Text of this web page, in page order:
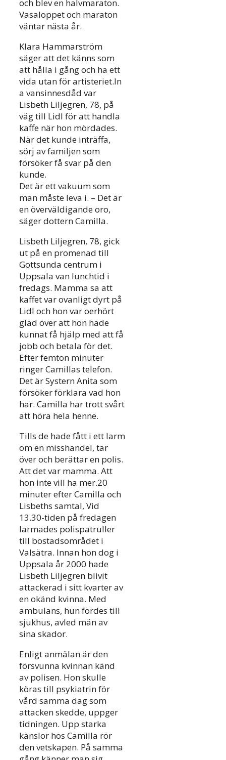
och blev en halvmaraton.
Vasaloppet och maraton
väntar nästa år.
Klara Hammarström
säger att det känns som
att hålla i gång och ha ett
vida utan för artisteriet.In
a vansinnesdåd var
Lisbeth Liljegren, 78, på
väg till Lidl för att handla
kaffe när hon mördades.
När det kunde inträffa,
sörj av familjen som
försöker få svar på den
kunde.
Det är ett vakuum som
man måste leva i. – Det är
en överväldigande oro,
säger dottern Camilla.
Lisbeth Liljegren, 78, gick
ut på en promenad till
Gottsunda centrum i
Uppsala van lunchtid i
fredags. Mamma sa att
kaffet var ovanligt dyrt på
Lidl och hon var oerhört
glad över att hon hade
kunnat få hjälp med att få
jobb och betala för det.
Efter femton minuter
ringer Camillas telefon.
Det är Systern Anita som
försöker förklara vad hon
har. Camilla har trott svårt
att höra hela henne.
Tills de hade fått i ett larm
om en misshandel, tar
över och berättar en polis.
Att det var mamma. Att
hon inte vill ha mer.20
minuter efter Camilla och
Lisbeths samtal, Vid
13.30-tiden på fredagen
larmades polispatruller
till bostadsområdet i
Valsätra. Innan hon dog i
Uppsala år 2000 hade
Lisbeth Liljegren blivit
attackerad i sitt kvarter av
en okänd kvinna. Med
ambulans, hun fördes till
sjukhus, avled män av
sina skador.
Enligt anmälan är den
försvunna kvinnan känd
av polisen. Hon skulle
köras till psykiatrin för
vård samma dag som
attacken skedde, uppger
tidningen. Upp starka
känslor hos Camilla rör
den vetskapen. På samma